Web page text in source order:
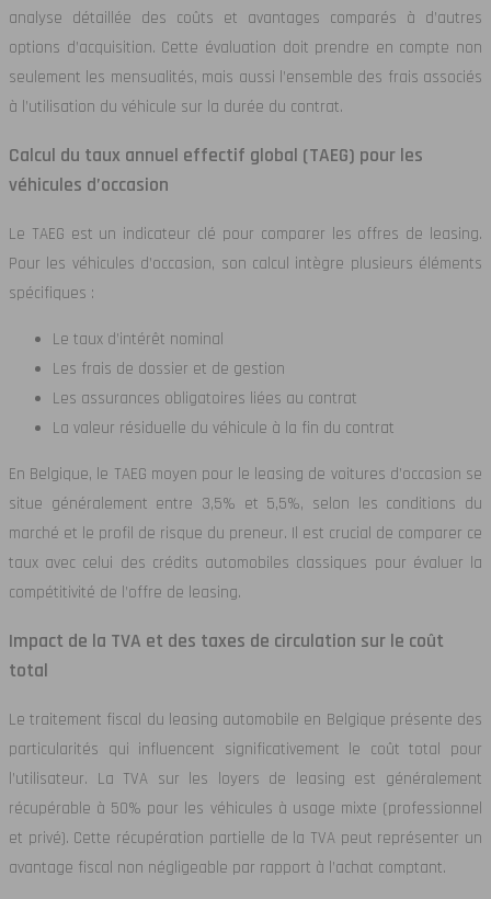
analyse détaillée des coûts et avantages comparés à d’autres
options d’acquisition. Cette évaluation doit prendre en compte non
seulement les mensualités, mais aussi l’ensemble des frais associés
à l’utilisation du véhicule sur la durée du contrat.
Calcul du taux annuel effectif global (TAEG) pour les
véhicules d’occasion
Le TAEG est un indicateur clé pour comparer les offres de leasing.
Pour les véhicules d’occasion, son calcul intègre plusieurs éléments
spécifiques :
Le taux d’intérêt nominal
Les frais de dossier et de gestion
Les assurances obligatoires liées au contrat
La valeur résiduelle du véhicule à la fin du contrat
En Belgique, le TAEG moyen pour le leasing de voitures d’occasion se
situe généralement entre 3,5% et 5,5%, selon les conditions du
marché et le profil de risque du preneur. Il est crucial de comparer ce
taux avec celui des crédits automobiles classiques pour évaluer la
compétitivité de l’offre de leasing.
Impact de la TVA et des taxes de circulation sur le coût
total
Le traitement fiscal du leasing automobile en Belgique présente des
particularités qui influencent significativement le coût total pour
l’utilisateur. La TVA sur les loyers de leasing est généralement
récupérable à 50% pour les véhicules à usage mixte (professionnel
et privé). Cette récupération partielle de la TVA peut représenter un
avantage fiscal non négligeable par rapport à l’achat comptant.